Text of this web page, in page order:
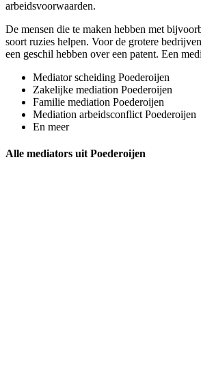
arbeidsvoorwaarden.
De mensen die te maken hebben met
soort ruzies helpen. Voor de grotere
een geschil hebben over een patent. Een
Mediator scheiding Poederoijen
Zakelijke mediation Poederoijen
Familie mediation Poederoijen
Mediation arbeidsconflict Poederoijen
En meer
Alle mediators uit Poederoijen